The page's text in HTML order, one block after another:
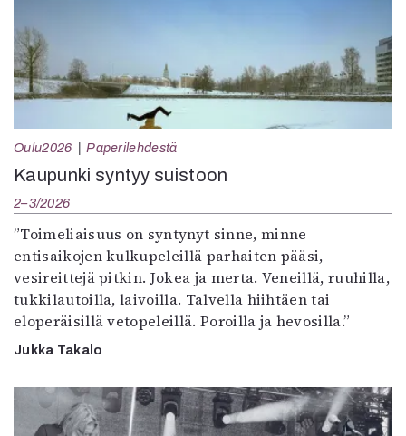
Oulu2026 Paperilehdestä
Kaupunki syntyy suistoon
2–3/2026
”Toimeliaisuus on syntynyt sinne, minne
entisaikojen kulkupeleillä parhaiten pääsi,
vesireittejä pitkin. Jokea ja merta. Veneillä, ruuhilla,
tukkilautoilla, laivoilla. Talvella hiihtäen tai
eloperäisillä vetopeleillä. Poroilla ja hevosilla.”
Jukka Takalo